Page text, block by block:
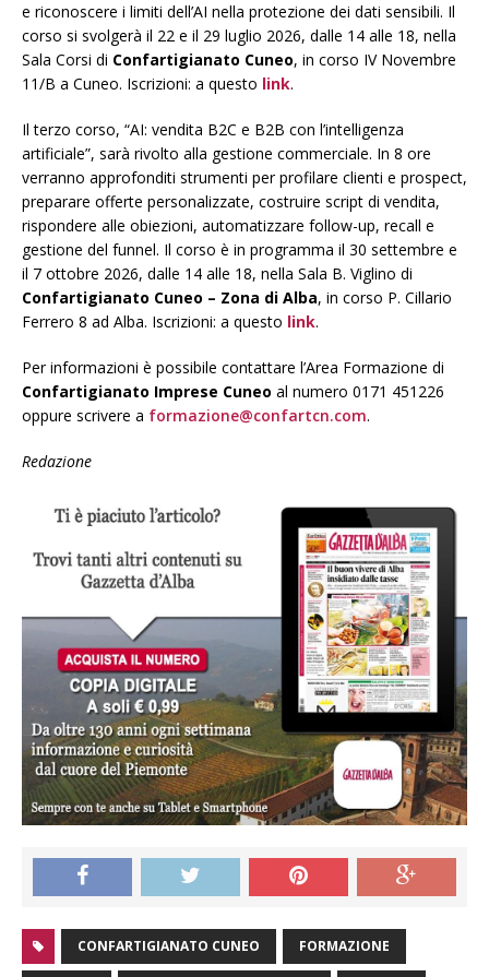
e riconoscere i limiti dell’AI nella protezione dei dati sensibili. Il
corso si svolgerà il 22 e il 29 luglio 2026, dalle 14 alle 18, nella
Sala Corsi di Confartigianato Cuneo, in corso IV Novembre
11/B a Cuneo. Iscrizioni: a questo link.
Il terzo corso, “AI: vendita B2C e B2B con l’intelligenza
artificiale”, sarà rivolto alla gestione commerciale. In 8 ore
verranno approfonditi strumenti per profilare clienti e prospect,
preparare offerte personalizzate, costruire script di vendita,
rispondere alle obiezioni, automatizzare follow-up, recall e
gestione del funnel. Il corso è in programma il 30 settembre e
il 7 ottobre 2026, dalle 14 alle 18, nella Sala B. Viglino di
Confartigianato Cuneo – Zona di Alba, in corso P. Cillario
Ferrero 8 ad Alba. Iscrizioni: a questo link.
Per informazioni è possibile contattare l’Area Formazione di
Confartigianato Imprese Cuneo al numero 0171 451226
oppure scrivere a formazione@confartcn.com.
Redazione
CONFARTIGIANATO CUNEO FORMAZIONE